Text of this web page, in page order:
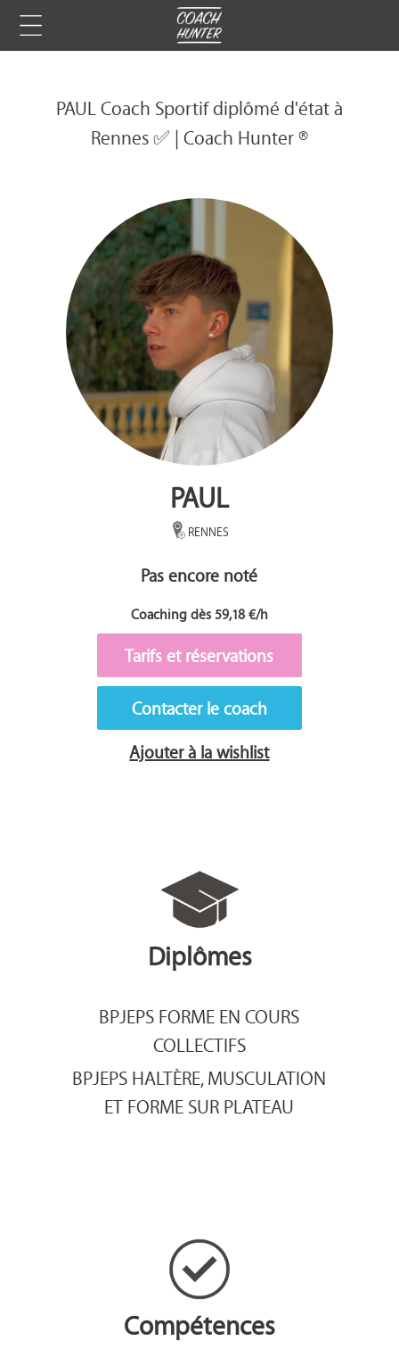
PAUL Coach Sportif diplômé d'état à
Rennes ✅ | Coach Hunter ®
PAUL
RENNES
Pas encore noté
Coaching dès 59,18 €/h
Tarifs et réservations
Contacter le coach
Ajouter à la wishlist
Diplômes
BPJEPS FORME EN COURS
COLLECTIFS
BPJEPS HALTÈRE, MUSCULATION
ET FORME SUR PLATEAU
Compétences